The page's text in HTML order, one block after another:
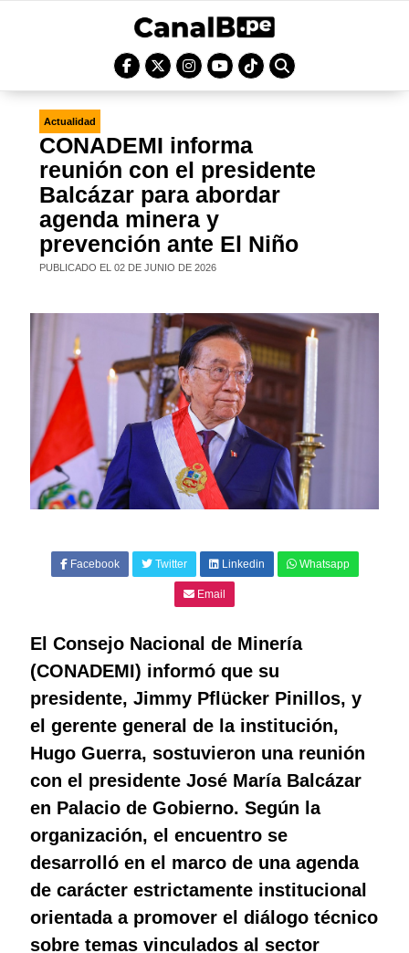
Actualidad
CONADEMI informa
reunión con el presidente
Balcázar para abordar
agenda minera y
prevención ante El Niño
PUBLICADO EL 02 DE JUNIO DE 2026
Facebook Twitter Linkedin Whatsapp
Email
El Consejo Nacional de Minería
(CONADEMI) informó que su
presidente, Jimmy Pflücker Pinillos, y
el gerente general de la institución,
Hugo Guerra, sostuvieron una reunión
con el presidente José María Balcázar
en Palacio de Gobierno. Según la
organización, el encuentro se
desarrolló en el marco de una agenda
de carácter estrictamente institucional
orientada a promover el diálogo técnico
sobre temas vinculados al sector